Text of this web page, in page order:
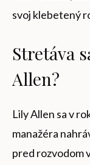
svoj klebetený
Stretáva
Allen?
Lily Allen sa v
manažéra
pred rozvodom